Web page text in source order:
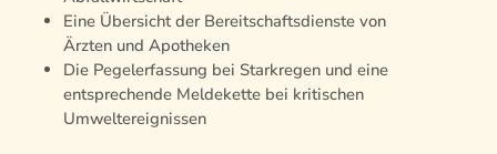
Eine Übersicht der Bereitschaftsdienste von
Ärzten und Apotheken
Die Pegelerfassung bei Starkregen und eine
entsprechende Meldekette bei kritischen
Umweltereignissen